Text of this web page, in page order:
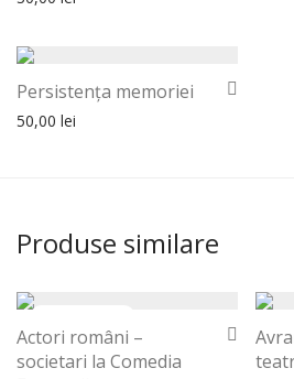
Persistenţa memoriei
50,00 lei
Produse similare
Actori români –
societari la Comedia